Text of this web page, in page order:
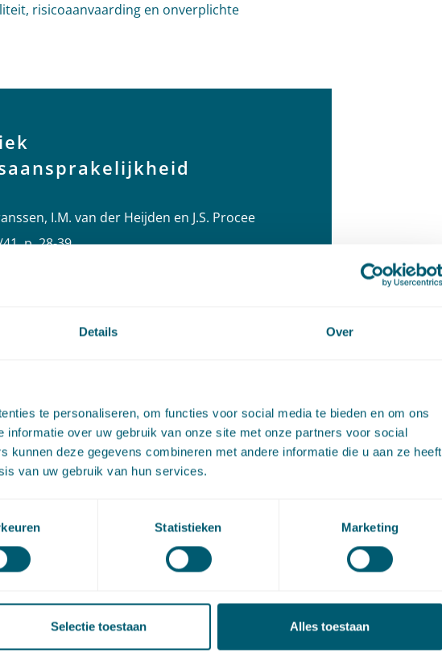
Details Over
te personaliseren, om functies voor social media te bieden en om ons
informatie over uw gebruik van onze site met onze partners voor social
kunnen deze gegevens combineren met andere informatie die u aan ze heeft
van uw gebruik van hun services.
Statistieken Marketing
Selectie toestaan Alles toestaan
risicoaanvaarding en onverplichte
I.M. van der Heijden en J.S. Procee
p. 28-39.
via Kluwer InView Legal:Nederlands Tijdschrift
| InView Legal
en